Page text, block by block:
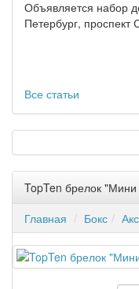
Объявляется набор
Петербург, проспект
Все статьи
TopTen брелок "Мини
Главная
Бокс